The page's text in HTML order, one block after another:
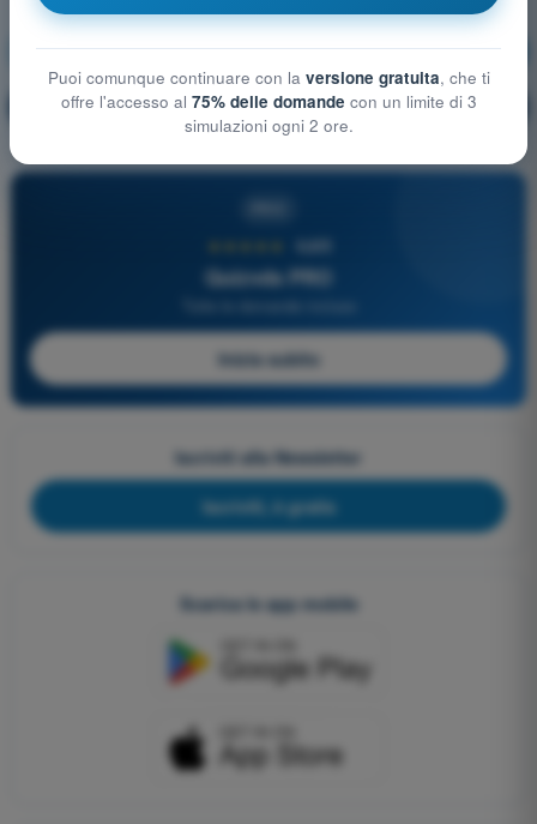
Conoscenze generali aeromobile Allenamento!
🔒 PRO Spiegazione domanda
4,6/5
Quizvds PRO
Inizia subito
Iscriviti alla Newsletter
Iscriviti, è gratis
Scarica le app mobile
Puoi comunque continuare con la versione gratuita, che ti
offre l'accesso al 75% delle domande con un limite di 3
simulazioni ogni 2 ore.